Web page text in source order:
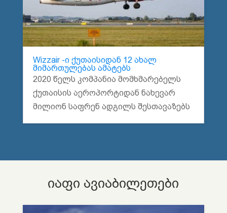
Wizzair -ი ქუთაისიდან 12 ახალ
მიმართულებას ამატებს
2020 წელს კომპანია მომხმარებელს
ქუთაისის აეროპორტიდან ნახევარ
მილიონ საფრენ ადგილს შესთავაზებს
იაფი ავიაბილეთები